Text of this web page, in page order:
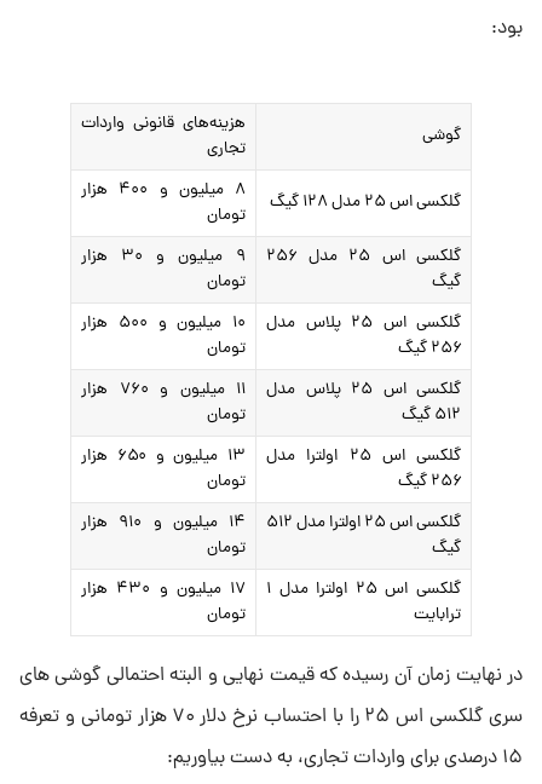
بود:
گوشی
هزینه‌های قانونی واردات
تجاری
گلکسی اس ۲۵ مدل ۱۲۸ گیگ
۸ میلیون و ۴۰۰ هزار
تومان
گلکسی اس ۲۵ مدل ۲۵۶
گیگ
۹ میلیون و ۳۰ هزار
تومان
گلکسی اس ۲۵ پلاس مدل
۲۵۶ گیگ
۱۰ میلیون و ۵۰۰ هزار
تومان
گلکسی اس ۲۵ پلاس مدل
۵۱۲ گیگ
۱۱ میلیون و ۷۶۰ هزار
تومان
گلکسی اس ۲۵ اولترا مدل
۲۵۶ گیگ
۱۳ میلیون و ۶۵۰ هزار
تومان
گلکسی اس ۲۵ اولترا مدل ۵۱۲
گیگ
۱۴ میلیون و ۹۱۰ هزار
تومان
گلکسی اس ۲۵ اولترا مدل ۱
ترابایت
۱۷ میلیون و ۴۳۰ هزار
تومان
در نهایت زمان آن رسیده که قیمت نهایی و البته احتمالی گوشی های
سری گلکسی اس ۲۵ را با احتساب نرخ دلار ۷۰ هزار تومانی و تعرفه
۱۵ درصدی برای واردات تجاری، به دست بیاوریم: